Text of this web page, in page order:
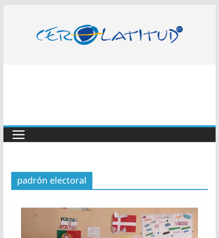
contenido
padrón electoral